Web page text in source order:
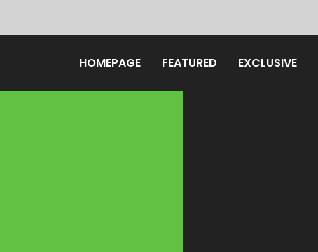
HOMEPAGE FEATURED EXCLUSIVE